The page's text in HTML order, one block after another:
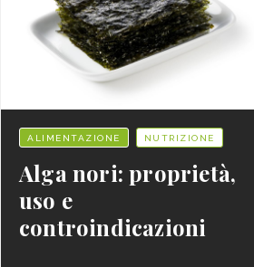
ALIMENTAZIONE NUTRIZIONE
Alga nori: proprietà,
uso e
controindicazioni